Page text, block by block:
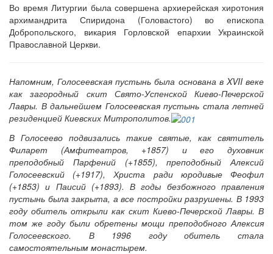
Во время Литургии была совершена архиерейская хиротония
архимандрита Спиридона (Головастого) во епископа
Добропольского, викария Горловской епархии Украинской
Православной Церкви.
Напомним, Голосеевская пустынь была основана в XVII веке
как загородный скит Свято-Успенской Киево-Печерской
Лавры. В дальнейшем Голосеевская пустынь стала летней
резиденцией Киевских Митрополитов.
В Голосеево подвизались такие святые, как святитель
Филарет (Амфитеатров, +1857) и его духовник
преподобный Парфений (+1855), преподобный Алексий
Голосеевский (+1917), Христа ради юродивые Феофил
(+1853) и Паисий (+1893). В годы безбожного правления
пустынь была закрыта, а все постройки разрушены. В 1993
году обитель открыли как скит Киево-Печерской Лавры. В
том же году были обретены мощи преподобного Алексия
Голосеевского. В 1996 году обитель стала
самостоятельным монастырем.